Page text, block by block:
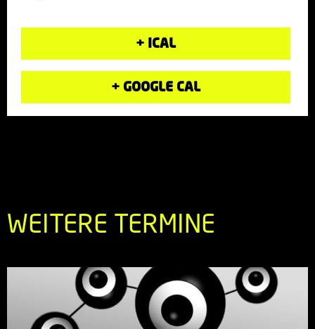
+ ICAL
+ GOOGLE CAL
WEITERE TERMINE